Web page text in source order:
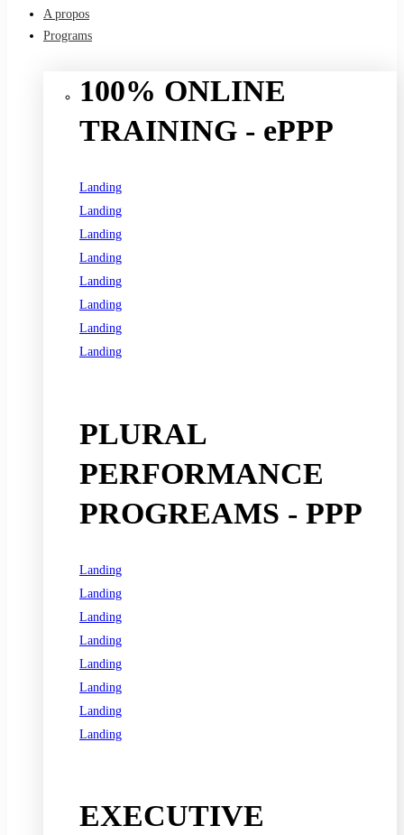
A propos
Programs
100% ONLINE
TRAINING - ePPP
Landing
Landing
Landing
Landing
Landing
Landing
Landing
Landing
PLURAL
PERFORMANCE
PROGREAMS - PPP
Landing
Landing
Landing
Landing
Landing
Landing
Landing
Landing
EXECUTIVE